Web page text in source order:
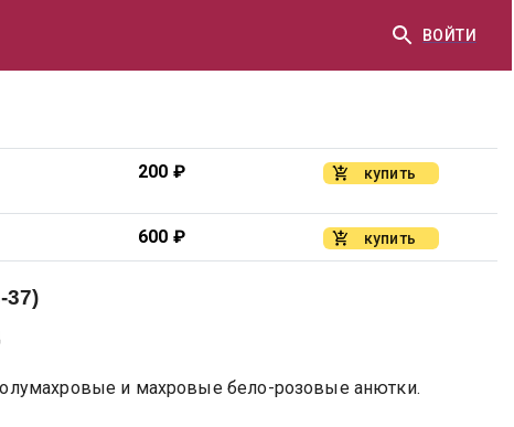
ВОЙТИ
200 ₽ купить
600 ₽ купить
37)
и махровые бело-розовые анютки.